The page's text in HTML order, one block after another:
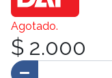
Agotado.
$ 2.000